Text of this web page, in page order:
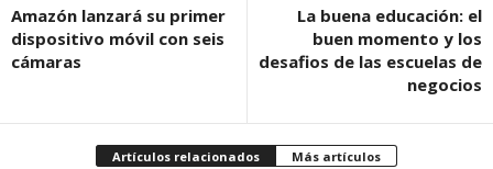
Amazón lanzará su primer
dispositivo móvil con seis
cámaras
La buena educación: el
buen momento y los
desafios de las escuelas de
negocios
Artículos relacionados Más artículos